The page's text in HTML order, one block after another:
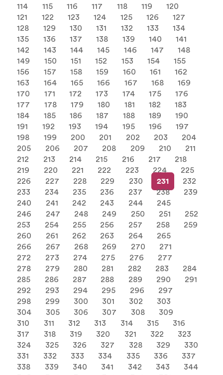
114
115 116 117 118 119
120
121
122 123 124 125 126
127
128
129 130 131 132 133
134
135
136 137 138 139 140
141
142
143 144 145 146 147
148
149
150 151 152 153 154
155
156
157 158 159 160 161
162
163
164 165 166 167 168
169
170
171 172 173 174 175
176
177
178 179 180 181 182
183
184
185 186 187 188 189
190
191
192 193 194 195 196
197
198
199 200 201 202 203
204
205
206 207 208 209 210
211
212
213 214 215 216 217
218
219
220 221 222 223 224
225
226
227 228 229 230 231
232
233
234 235 236 237 238
239
240
241 242 243 244
245
246
247 248 249 250 251
252
253
254 255 256 257 258
259
260
261 262 263 264
265
266
267 268 269 270
271
272
273 274 275 276
277
278
279 280 281 282 283
284
285
286 287 288 289 290
291
292
293 294 295 296
297
298
299 300 301 302
303
304
305 306 307 308
309
310
311 312 313 314 315
316
317
318 319 320 321 322
323
324
325 326 327 328 329
330
331
332 333 334 335 336
337
338
339 340 341 342 343
344